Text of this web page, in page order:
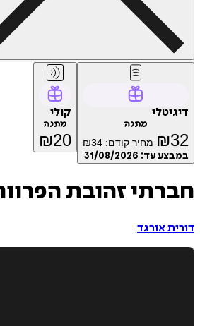
דיגיטלי
מתנה
₪32 מחיר קודם: ₪34
במבצע עד: 31/08/2026
קולי
מתנה
₪20
חברתי זהובת
דורית אורגד